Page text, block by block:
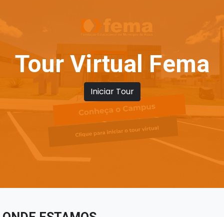
Tour Virtual Fema
Iniciar Tour